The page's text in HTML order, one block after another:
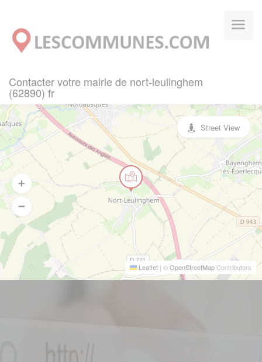
Contacter votre mairie de nort-leulinghem
(62890) fr
Leaflet | ©OpenStreetMapContributors
Street View